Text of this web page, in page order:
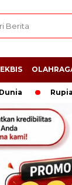
EKBIS
Rupiah